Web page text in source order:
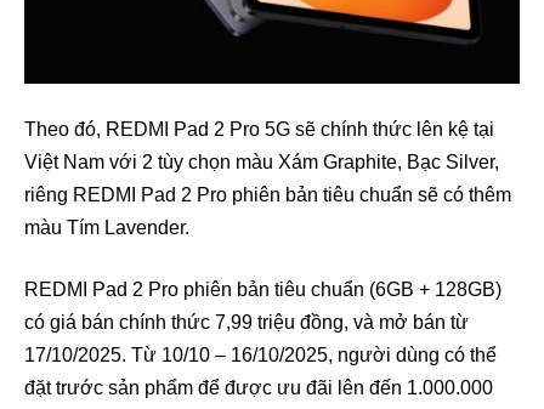
Theo đó, REDMI Pad 2 Pro 5G sẽ chính thức lên kệ tại
Việt Nam với 2 tùy chọn màu Xám Graphite, Bạc Silver,
riêng REDMI Pad 2 Pro phiên bản tiêu chuẩn sẽ có thêm
màu Tím Lavender.
REDMI Pad 2 Pro phiên bản tiêu chuẩn (6GB + 128GB)
có giá bán chính thức 7,99 triệu đồng, và mở bán từ
17/10/2025. Từ 10/10 – 16/10/2025, người dùng có thể
đặt trước sản phẩm để được ưu đãi lên đến 1.000.000